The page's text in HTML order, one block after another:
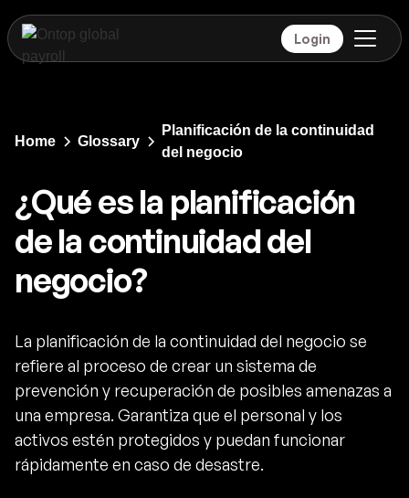
Login
Home Glossary
Planificación de la continuidad
del negocio
¿Qué es la planificación
de la continuidad del
negocio?
La planificación de la continuidad del negocio se
refiere al proceso de crear un sistema de
prevención y recuperación de posibles amenazas a
una empresa. Garantiza que el personal y los
activos estén protegidos y puedan funcionar
rápidamente en caso de desastre.